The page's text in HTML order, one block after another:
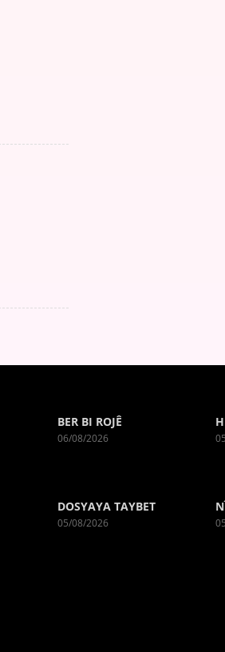
BER BI ROJÊ
06/08/2026
DOSYAYA TAYBET
05/08/2026